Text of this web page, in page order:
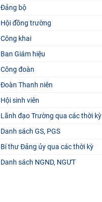
Đảng bộ
Hội đồng trường
Công khai
Ban Giám hiệu
Công đoàn
Đoàn Thanh niên
Hội sinh viên
Lãnh đạo Trường qua các thời kỳ
Danh sách GS, PGS
Bí thư Đảng ủy qua các thời kỳ
Danh sách NGND, NGƯT